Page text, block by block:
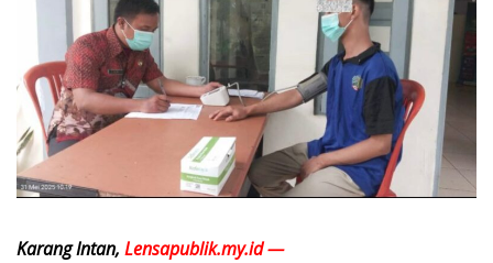
Karang Intan, Lensapublik.my.id —